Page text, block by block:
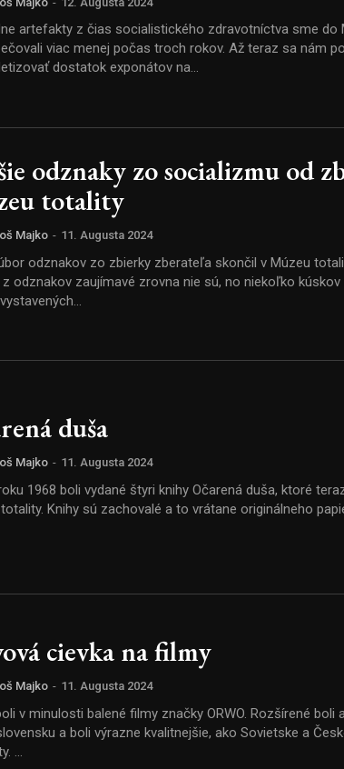
artefakty z čias socialistického zdravotníctva sme do
viac menej počas troch rokov. Až teraz sa nám podarilo
dostatok exponátov na...
odznaky zo socializmu od
totality
Majko - 11. Augusta 2024
odznakov zo zbierky zberateľa skončil v Múzeu
odznakov zaujímavé zrovna nie sú, no niekoľko kúskov
duša
Majko - 11. Augusta 2024
1968 boli vydané štyri knihy Očarená duša, ktoré
Múzea totality. Knihy sú zachovalé a to vrátane originálneho
cievka na filmy
Majko - 11. Augusta 2024
v minulosti balené filmy značky ORWO. Rozšírené boli
a boli výrazne kvalitnejšie, ako Sovietske a
produkty. ...